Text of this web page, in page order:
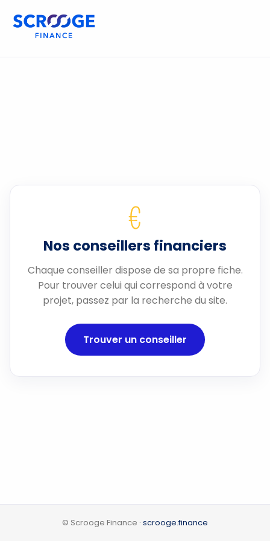
€
Nos conseillers financiers
Chaque conseiller dispose de sa propre fiche.
Pour trouver celui qui correspond à votre
projet, passez par la recherche du site.
Trouver un conseiller
© Scrooge Finance · scrooge.finance